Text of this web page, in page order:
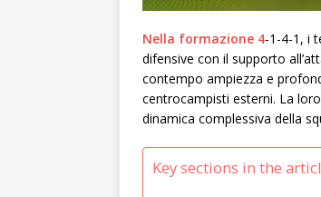
Nella formazione 4-1-4-1, i
difensive con il supporto
contempo ampiezza e
centrocampisti esterni. La
dinamica complessiva della
Key sections in the